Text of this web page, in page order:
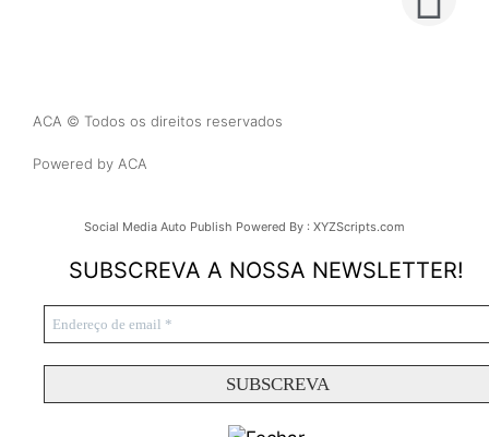
ACA © Todos os direitos reservados
Powered by ACA
Social Media Auto Publish Powered By : XYZScripts.com
SUBSCREVA A NOSSA NEWSLETTER!